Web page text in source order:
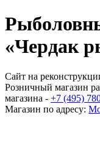
«Чердак
Сайт на
Розничный магазин
магазина - +7 (495)
Магазин по адресу: